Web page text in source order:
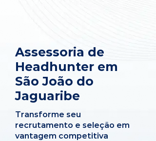
Assessoria de
Headhunter em
São João do
Jaguaribe
Transforme seu
recrutamento e seleção em
vantagem competitiva